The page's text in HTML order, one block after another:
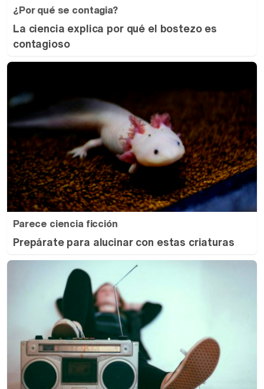
¿Por qué se contagia?
La ciencia explica por qué el bostezo es
contagioso
Parece ciencia ficción
Prepárate para alucinar con estas criaturas